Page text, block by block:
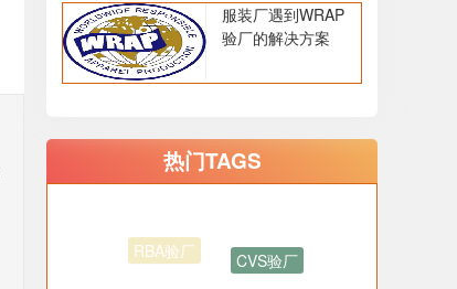
服装厂遇到WRAP
验厂的解决方案
热门TAGS
CVS验厂